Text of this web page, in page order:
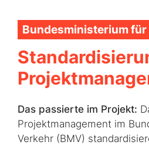
Bundesministerium
Das passierte im Projekt:
Projektmanagement im
Verkehr (BMV)